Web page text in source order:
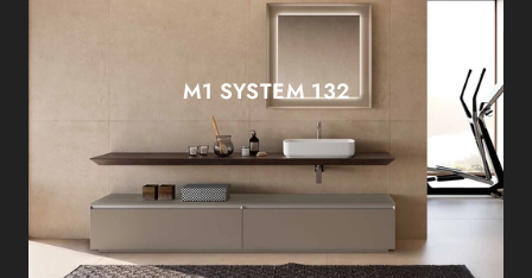
M1 SYSTEM 132